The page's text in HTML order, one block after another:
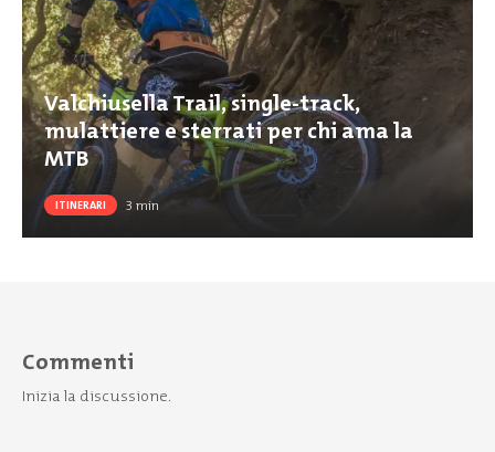
Valchiusella Trail, single-track,
mulattiere e sterrati per chi ama la
MTB
ITINERARI 3 min
Commenti
Inizia la discussione.